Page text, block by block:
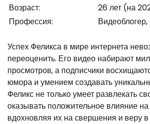
Возраст:
26 лет (на
Профессия:
Успех Феликса в мире интернета
переоценить. Его видео набирают
просмотров, а подписчики
юмора и умением создавать
Феликс не только умеет развлекать
оказывать положительное влияние
вдохновляя их на свершения и веру в